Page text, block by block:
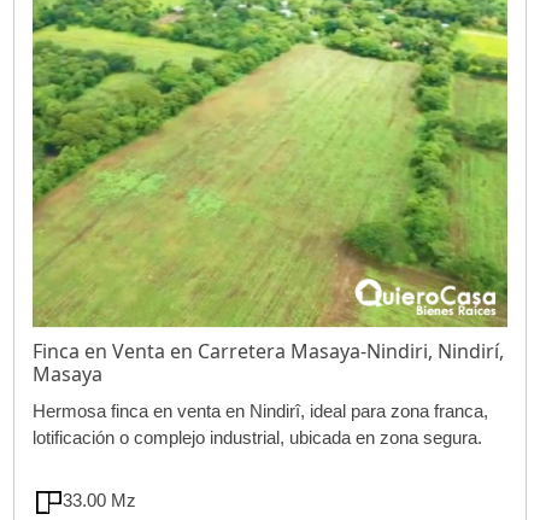
Finca en Venta en Carretera Masaya-Nindiri, Nindirí,
Masaya
Hermosa finca en venta en Nindirî, ideal para zona franca,
lotificación o complejo industrial, ubicada en zona segura.
33.00 Mz